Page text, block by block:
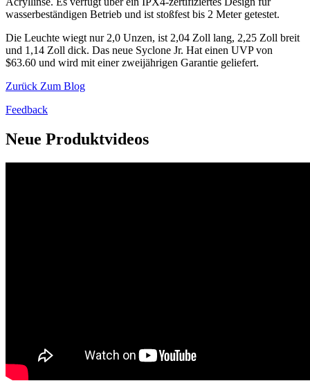
wasserbeständigen Betrieb und ist stoßfest bis 2 Meter getestet.
Die Leuchte wiegt nur 2,0 Unzen, ist 2,04 Zoll lang, 2,25 Zoll breit
und 1,14 Zoll dick. Das neue Syclone Jr. Hat einen UVP von
$63.60 und wird mit einer zweijährigen Garantie geliefert.
Zurück Zum Blog
Feedback
Neue Produktvideos